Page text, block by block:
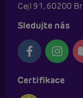
Cejl 91, 60200
Sledujte nás
Certifikace